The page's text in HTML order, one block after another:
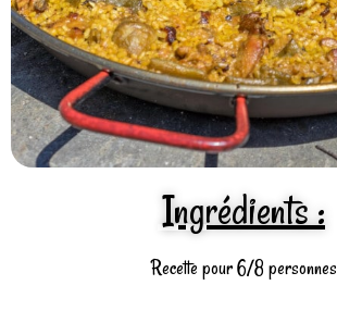
Ingrédients :
Recette pour 6/8 personnes